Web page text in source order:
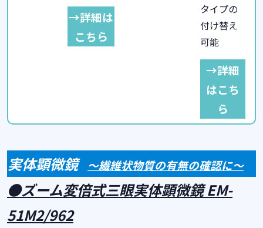
→詳細は
こちら
タイプの
付け替え
可能
→詳細
はこち
ら
実体顕微鏡 ～繊維状物質の有無の確認に～
●ズーム変倍式三眼実体顕微鏡EM-
51M2/962